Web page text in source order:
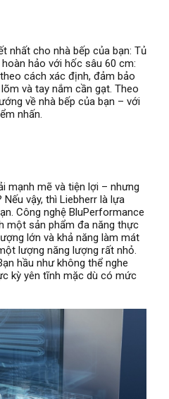
nhất cho nhà bếp của bạn: Tủ
hảo với hốc sâu 60 cm:
cách xác định, đảm bảo
và tay nắm cần gạt. Theo
về nhà bếp của bạn – với
nhấn.
mạnh mẽ và tiện lợi – nhưng
vậy, thì Liebherr là lựa
Công nghệ BluPerformance
một sản phẩm đa năng thực
lớn và khả năng làm mát
lượng năng lượng rất nhỏ.
hầu như không thể nghe
kỳ yên tĩnh mặc dù có mức